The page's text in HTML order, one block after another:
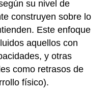
su nivel de
construyen sobre lo
Este enfoque
aquellos con
y otras
como retrasos de
físico).